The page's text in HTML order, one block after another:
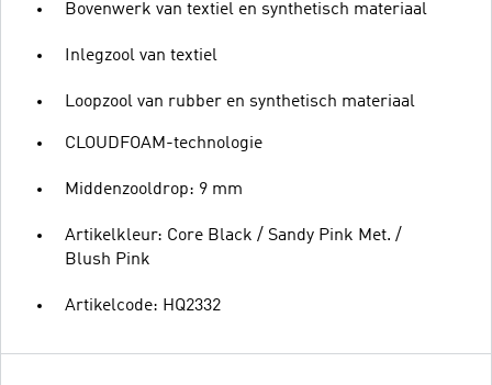
Bovenwerk van textiel en synthetisch materiaal
Inlegzool van textiel
Loopzool van rubber en synthetisch materiaal
CLOUDFOAM-technologie
Middenzooldrop: 9 mm
Artikelkleur: Core Black / Sandy Pink Met. /
Blush Pink
Artikelcode: HQ2332